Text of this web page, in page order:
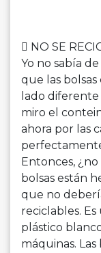
 NO SE
Yo no sabía
que las
lado diferente
miro el
ahora por las
Entonces,
bolsas están
que no
reciclables. Es
plástico
máquinas.